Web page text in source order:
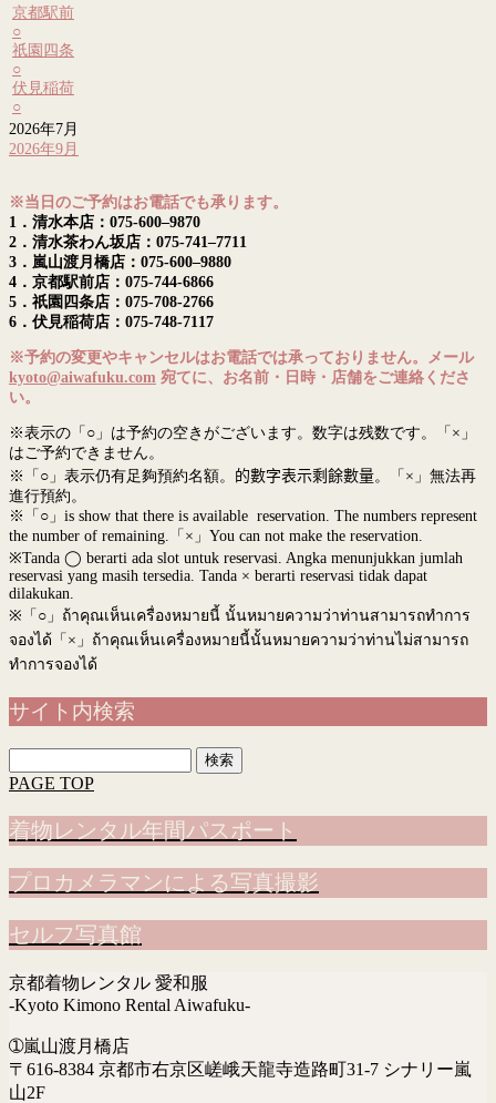
京都駅前
○
祇園四条
○
伏見稲荷
○
2026年7月
2026年9月
※当日のご予約はお電話でも承ります。
1．清水本店：075-600–9870
2．清水茶わん坂店：075-741–7711
3．嵐山渡月橋店：075-600–9880
4．京都駅前店：075-744-6866
5．祇園四条店：075-708-2766
6．伏見稲荷店：075-748-7117
※予約の変更やキャンセルはお電話では承っておりません。メール
kyoto@aiwafuku.com 宛てに、お名前・日時・店舗をご連絡くださ
い。
※表示の「○」は予約の空きがございます。数字は残数です。「×」
はご予約できません。
※「○」表示仍有足夠預約名額。 的數字表示剩餘數量。「×」無法再
進行預約。
※「○」is show that there is available reservation. The numbers represent
the number of remaining.「×」You can not make the reservation.
※Tanda ◯ berarti ada slot untuk reservasi. Angka menunjukkan jumlah
reservasi yang masih tersedia. Tanda × berarti reservasi tidak dapat
dilakukan.
※ 「○」ถ้าคุณเห็นเครื่องหมายนี้ นั้นหมายความว่าท่านสามารถทำการ
จองได้「×」ถ้าคุณเห็นเครื่องหมายนี้นั้นหมายความว่าท่านไม่สามารถ
ทำการจองได้
サイト内検索
索:
PAGE TOP
着物レンタル年間パスポート
プロカメラマンによる写真撮影
セルフ写真館
京都着物レンタル 愛和服
-Kyoto Kimono Rental Aiwafuku-
➀嵐山渡月橋店
〒616-8384 京都市右京区嵯峨天龍寺造路町31-7 シナリー嵐
山2F